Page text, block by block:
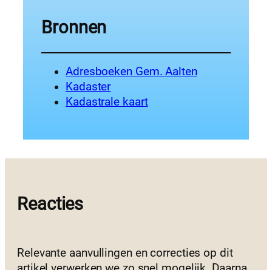
Bronnen
Adresboeken Gem. Aalten
Kadaster
Kadastrale kaart
Reacties
Relevante aanvullingen en correcties op dit